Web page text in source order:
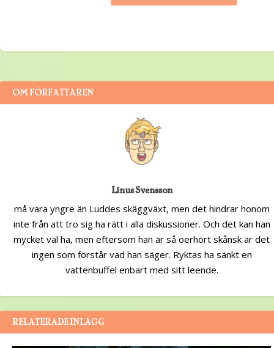
OM FÖRFATTAREN
Linus Svensson
må vara yngre än Luddes skäggväxt, men det hindrar honom
inte från att tro sig ha rätt i alla diskussioner. Och det kan han
mycket väl ha, men eftersom han är så oerhört skånsk är det
ingen som förstår vad han säger. Ryktas ha sänkt en
vattenbuffel enbart med sitt leende.
RELATERADE INLÄGG